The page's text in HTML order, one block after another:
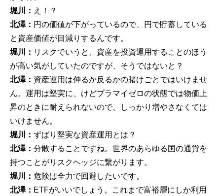
堀川： え！？
北澤： 円の価値が下がっているので、円で貯蓄している
と資産価値が目減りするんです。
堀川： リスクでいうと、資産を投資運用することのほう
が高い気がしていたのですが、そうではないと？
北澤： 資産運用は伸るか反るかの賭けごとではいけませ
ん。運用は堅実に、けどプラマイゼロの状態では物価上
昇のときに耐えられないので、しっかり増やさなくては
いけません。
堀川： ずばり堅実な資産運用とは？
北澤： 分散することですね。世界のあらゆる国の通貨を
持つことがリスクヘッジに繋がります。
堀川： 危険は全力で回避したいです。
北澤： ETFがいいでしょう。これまで富裕層にしか利用